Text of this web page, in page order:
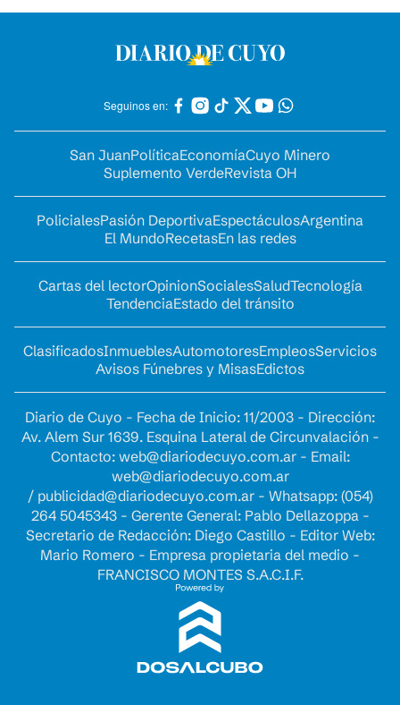
Seguinos en:
San JuanPolíticaEconomíaCuyo Minero
Suplemento VerdeRevista OH
PolicialesPasión DeportivaEspectáculosArgentina
El MundoRecetasEn las redes
Cartas del lectorOpinionSocialesSaludTecnología
TendenciaEstado del tránsito
ClasificadosInmueblesAutomotoresEmpleosServicios
Avisos Fúnebres y MisasEdictos
Diario de Cuyo - Fecha de Inicio: 11/2003 - Dirección:
Av. Alem Sur 1639. Esquina Lateral de Circunvalación -
Contacto: web@diariodecuyo.com.ar- Email:
web@diariodecuyo.com.ar
/ publicidad@diariodecuyo.com.ar- Whatsapp: (054)
264 5045343 - Gerente General: Pablo Dellazoppa -
Secretario de Redacción: Diego Castillo - Editor Web:
Mario Romero - Empresa propietaria del medio -
FRANCISCO MONTES S.A.C.I.F.